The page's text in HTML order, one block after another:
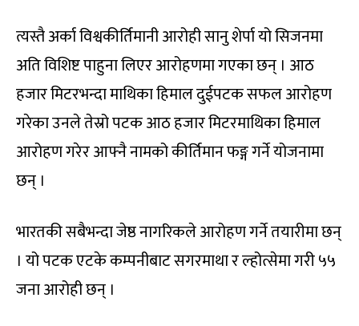
त्यस्तै अर्का विश्वकीर्तिमानी आरोही सानु शेर्पा यो सिजनमा
अति विशिष्ट पाहुना लिएर आरोहणमा गएका छन् । आठ
हजार मिटरभन्दा माथिका हिमाल दुईपटक सफल आरोहण
गरेका उनले तेस्रो पटक आठ हजार मिटरमाथिका हिमाल
आरोहण गरेर आफ्नै नामको कीर्तिमान फङ्ग गर्ने योजनामा
छन् ।
भारतकी सबैभन्दा जेष्ठ नागरिकले आरोहण गर्ने तयारीमा छन्
। यो पटक एटके कम्पनीबाट सगरमाथा र ल्होत्सेमा गरी ५५
जना आरोही छन् ।